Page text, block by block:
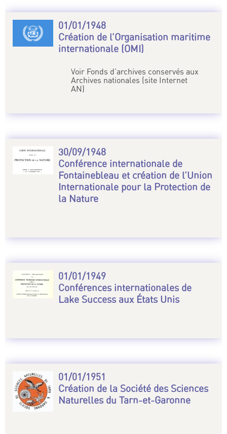
01/01/1948
Création de l’Organisation maritime
internationale (OMI)
Voir Fonds d’archives conservés aux
Archives nationales (site Internet
AN)
30/09/1948
Conférence internationale de
Fontainebleau et création de l’Union
Internationale pour la Protection de
la Nature
01/01/1949
Conférences internationales de
Lake Success aux États Unis
01/01/1951
Création de la Société des Sciences
Naturelles du Tarn-et-Garonne